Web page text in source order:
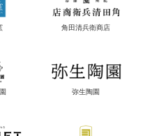
角田清兵衛商店
弥生陶園